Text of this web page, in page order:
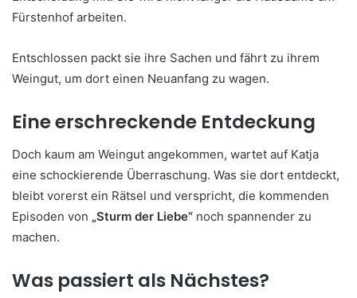
Fürstenhof arbeiten.
Entschlossen packt sie ihre Sachen und fährt zu ihrem
Weingut, um dort einen Neuanfang zu wagen.
Eine erschreckende Entdeckung
Doch kaum am Weingut angekommen, wartet auf Katja
eine schockierende Überraschung. Was sie dort entdeckt,
bleibt vorerst ein Rätsel und verspricht, die kommenden
Episoden von „Sturm der Liebe“ noch spannender zu
machen.
Was passiert als Nächstes?